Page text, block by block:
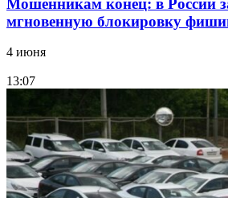
Мошенникам конец: в России
мгновенную блокировку
4 июня
13:07